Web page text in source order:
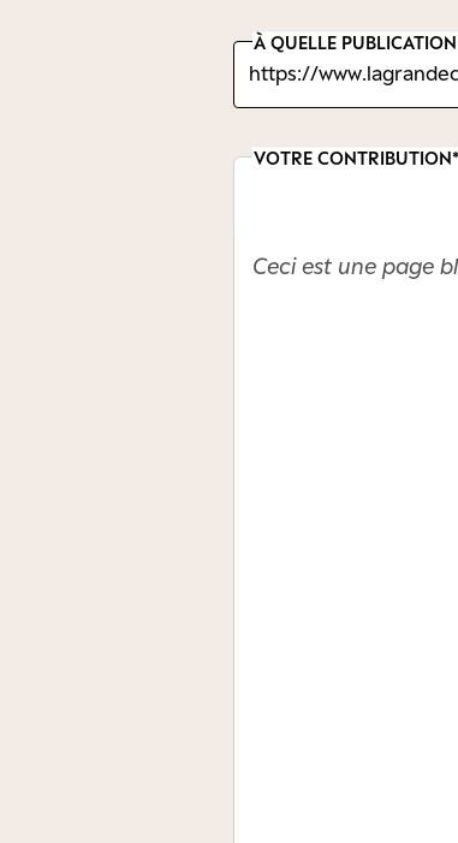
À QUELLE
VOTRE CONTRIBUTION